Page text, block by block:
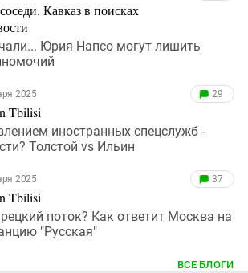
Кавказ в поисках
Юрия Напсо могут лишить
2025
Tbilisi
29
иностранных спецслужб -
Толстой vs Ильин
2025
Tbilisi
37
поток? Как ответит Москва на
"Русская"
ВСЕ БЛОГИ